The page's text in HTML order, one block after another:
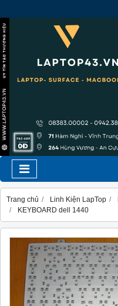
Trang chủ Linh Kiện LapTop
KEYBOARD dell 1440